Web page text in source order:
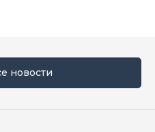
новости